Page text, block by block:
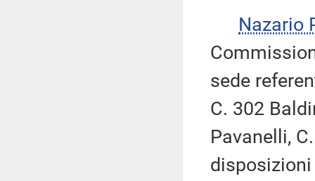
Nazario
sede
C. 302
Pavanelli,